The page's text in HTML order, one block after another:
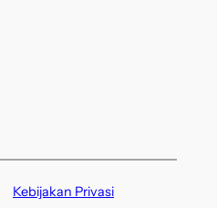
Kebijakan Privasi